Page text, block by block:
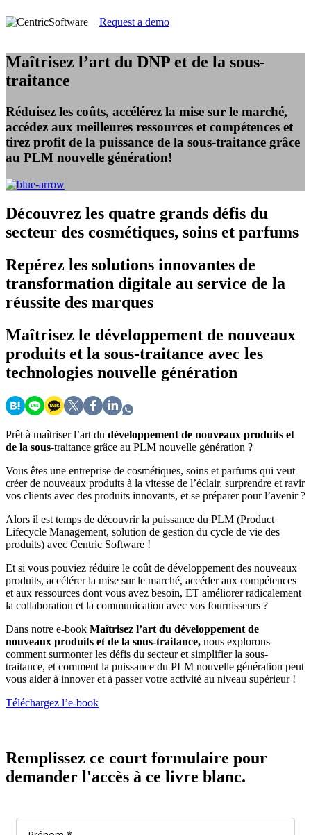
Request a demo
Maîtrisez l’art du DNP et de la sous-
traitance
Réduisez les coûts, accélérez la mise sur le marché,
accédez aux meilleures ressources et compétences et
tirez profit de la puissance de la sous-traitance grâce
au PLM nouvelle génération!
Découvrez les quatre grands défis du
secteur des cosmétiques, soins et parfums
Repérez les solutions innovantes de
transformation digitale au service de la
réussite des marques
Maîtrisez le développement de nouveaux
produits et la sous-traitance avec les
technologies nouvelle génération
Prêt à maîtriser l’art du développement de nouveaux produits et
de la sous-traitance grâce au PLM nouvelle génération ?
Vous êtes une entreprise de cosmétiques, soins et parfums qui veut
créer de nouveaux produits à la vitesse de l’éclair, surprendre et ravir
vos clients avec des produits innovants, et se préparer pour l’avenir ?
Alors il est temps de découvrir la puissance du PLM (Product
Lifecycle Management, solution de gestion du cycle de vie des
produits) avec Centric Software !
Et si vous pouviez réduire le coût de développement des nouveaux
produits, accélérer la mise sur le marché, accéder aux compétences
et aux ressources dont vous avez besoin, ET améliorer radicalement
la collaboration et la communication avec vos fournisseurs ?
Dans notre e-book Maîtrisez l’art du développement de
nouveaux produits et de la sous-traitance, nous explorons
comment surmonter les défis du secteur et simplifier la sous-
traitance, et comment la puissance du PLM nouvelle génération peut
vous aider à innover et à passer votre activité au niveau supérieur !
Téléchargez l’e-book
Remplissez ce court formulaire pour
demander l'accès à ce livre blanc.